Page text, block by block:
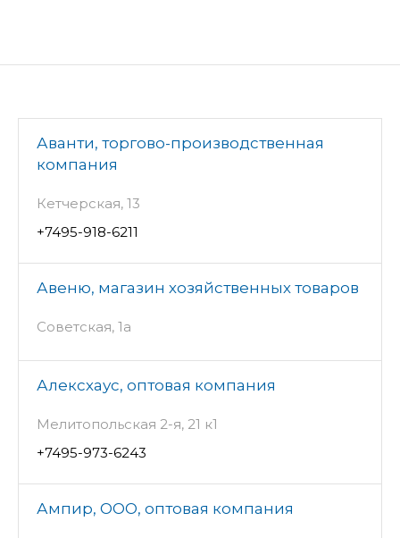
Аванти, торгово-производственная
компания
Кетчерская, 13
+7495-918-6211
Авеню, магазин хозяйственных товаров
Советская, 1а
Алексхаус, оптовая компания
Мелитопольская 2-я, 21 к1
+7495-973-6243
Ампир, ООО, оптовая компания